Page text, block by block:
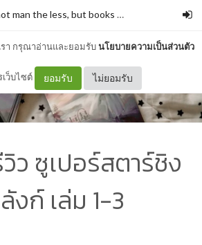
รา กรุณาอ่านและยอมรับนโยบายความเป็นส่วนตัว
เว็บไซต์ ยอมรับ ไม่ยอมรับ
I love not man the less, but books more รั่วชิงบ้านส
ว ซูเปอร์สตาร์ชิง
งก์ เล่ม 1-3